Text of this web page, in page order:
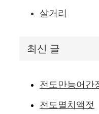
살거리
최신 글
전도만능어간
전도멸치액젓